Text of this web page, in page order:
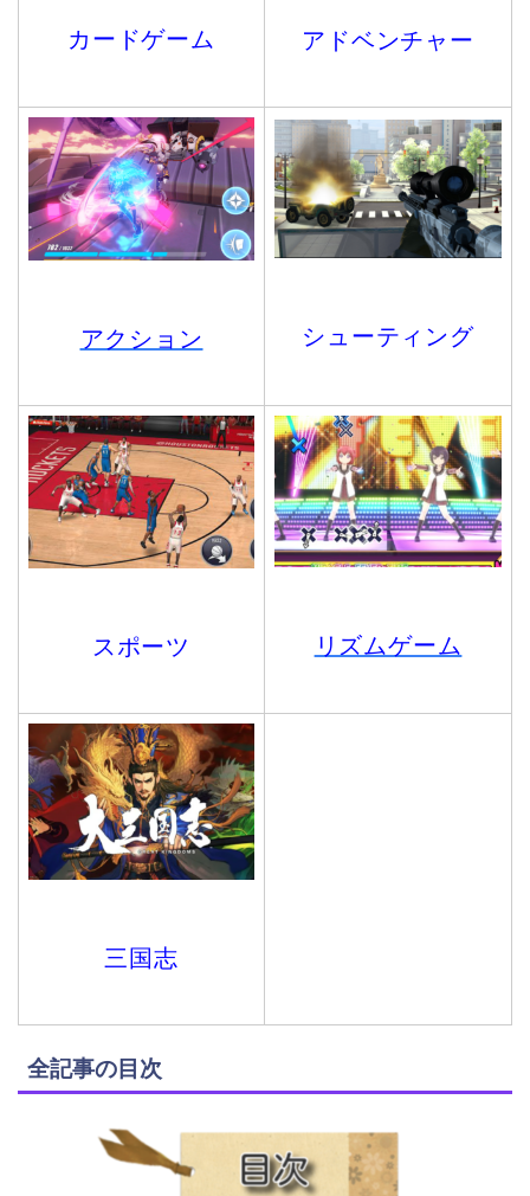
カードゲーム アドベンチャー
アクション シューティング
スポーツ リズムゲーム
三国志
全記事の目次